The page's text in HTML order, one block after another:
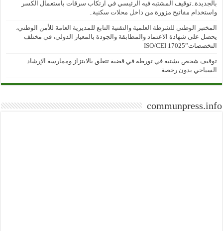
بالجديدة..توقيف المشتبه فيه الرئيسي في ارتكاب سرقات باستعمال الكسر
واستخدام مفاتيح مزورة من داخل محلات سكنية..
المختبر الوطني للشرطة العلمية والتقنية التابع للمديرية العامة للأمن الوطني،
يحصل على شهادة الاعتماد والمطابقة والجودة بالمعيار الدولي، في مختلف
التخصصات”ISO/CEI 17025
توقيف شخص يشتبه في تورطه في قضية تتعلق بالابتزاز وممارسة الإرشاد
السياحي بدون رخصة
communpress.info